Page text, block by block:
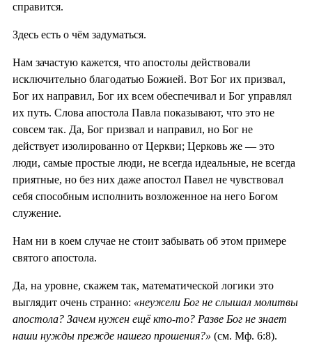
справится.
Здесь есть о чём задуматься.
Нам зачастую кажется, что апостолы действовали
исключительно благодатью Божией. Вот Бог их призвал,
Бог их направил, Бог их всем обеспечивал и Бог управлял
их путь. Слова апостола Павла показывают, что это не
совсем так. Да, Бог призвал и направил, но Бог не
действует изолированно от Церкви; Церковь же — это
люди, самые простые люди, не всегда идеальные, не всегда
приятные, но без них даже апостол Павел не чувствовал
себя способным исполнить возложенное на него Богом
служение.
Нам ни в коем случае не стоит забывать об этом примере
святого апостола.
Да, на уровне, скажем так, математической логики это
выглядит очень странно: «неужели Бог не слышал молитвы
апостола? Зачем нужен ещё кто-то? Разве Бог не знает
наши нужды прежде нашего прошения?» (см. Мф. 6:8).